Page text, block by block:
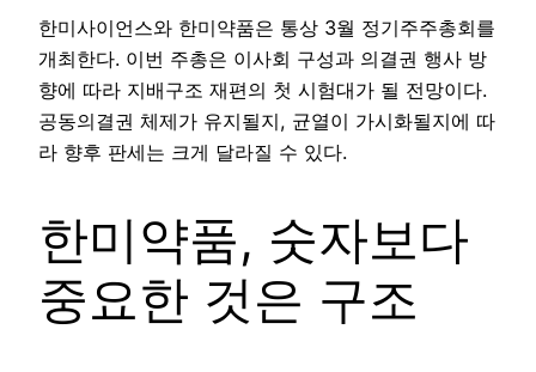
한미사이언스와 한미약품은 통상 3월 정기주주총회를
개최한다. 이번 주총은 이사회 구성과 의결권 행사 방
향에 따라 지배구조 재편의 첫 시험대가 될 전망이다.
공동의결권 체제가 유지될지, 균열이 가시화될지에 따
라 향후 판세는 크게 달라질 수 있다.
한미약품, 숫자보다
중요한 것은 구조